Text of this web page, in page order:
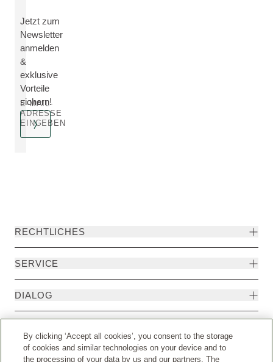
Jetzt zum
Newsletter
anmelden
&
exklusive
Vorteile
sichern!
E-MAIL-
ADRESSE
EINGEBEN
RECHTLICHES
SERVICE
DIALOG
By clicking ‘Accept all cookies’, you consent to the storage
of cookies and similar technologies on your device and to
the processing of your data by us and our partners. The